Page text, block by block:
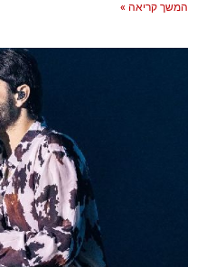
המשך קריאה »